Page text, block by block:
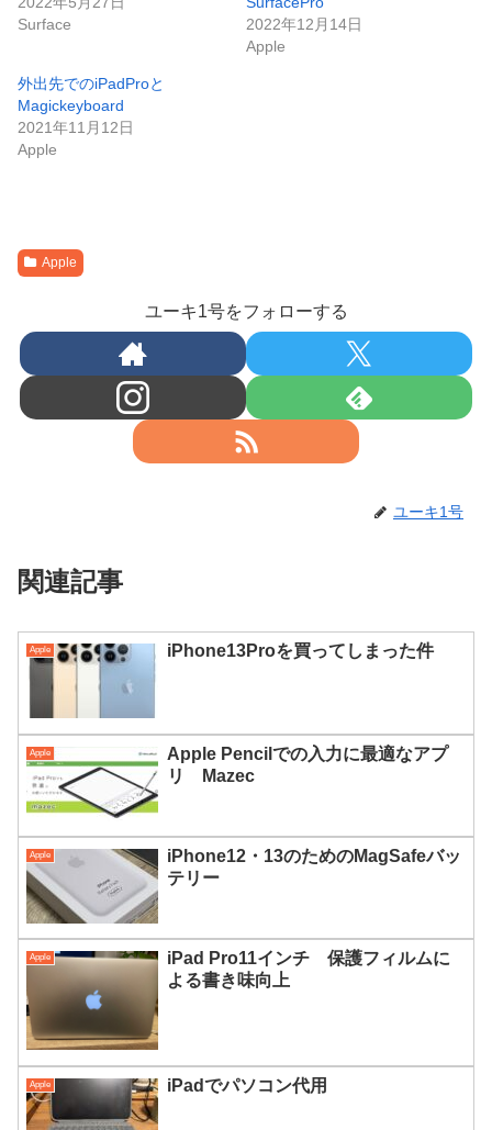
Surface
2022年12月14日
Apple
外出先でのiPadProと
Magickeyboard
2021年11月12日
Apple
Apple
ユーキ1号をフォローする
ユーキ1号
関連記事
Apple iPhone13Proを買ってしまった件
Apple
Apple Pencilでの入力に最適なアプ
リ Mazec
Apple
iPhone12・13のためのMagSafeバッ
テリー
Apple
iPad Pro11インチ 保護フィルムに
よる書き味向上
Apple iPadでパソコン代用